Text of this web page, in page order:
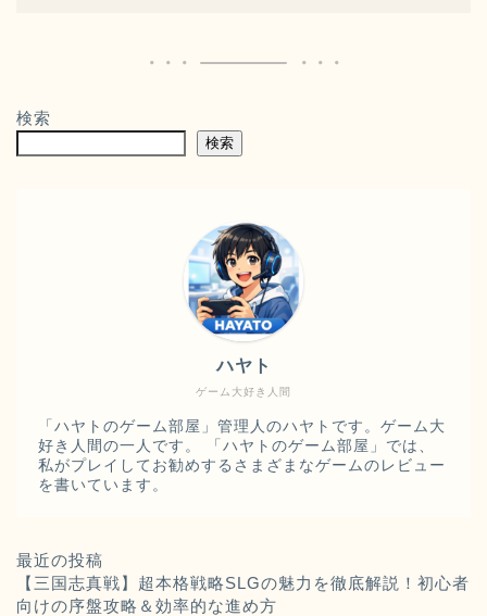
検索
検索
ゲーム大好き人間
ハヤト
「ハヤトのゲーム部屋」管理人のハヤトです。ゲーム大
好き人間の一人です。 「ハヤトのゲーム部屋」では、
私がプレイしてお勧めするさまざまなゲームのレビュー
を書いています。
最近の投稿
【三国志真戦】超本格戦略SLGの魅力を徹底解説！初心者
向けの序盤攻略＆効率的な進め方